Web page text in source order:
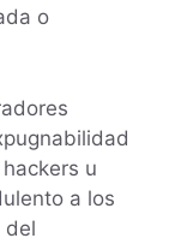
o
u
a los
del